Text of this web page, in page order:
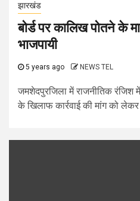
झारखंड
बोर्ड पर कालिख पोतने के
भाजपायी
5 years ago NEWS TEL
जमशेदपुरजिला में राजनीतिक रंजिश
के खिलाफ कार्रवाई की मांग को लेकर